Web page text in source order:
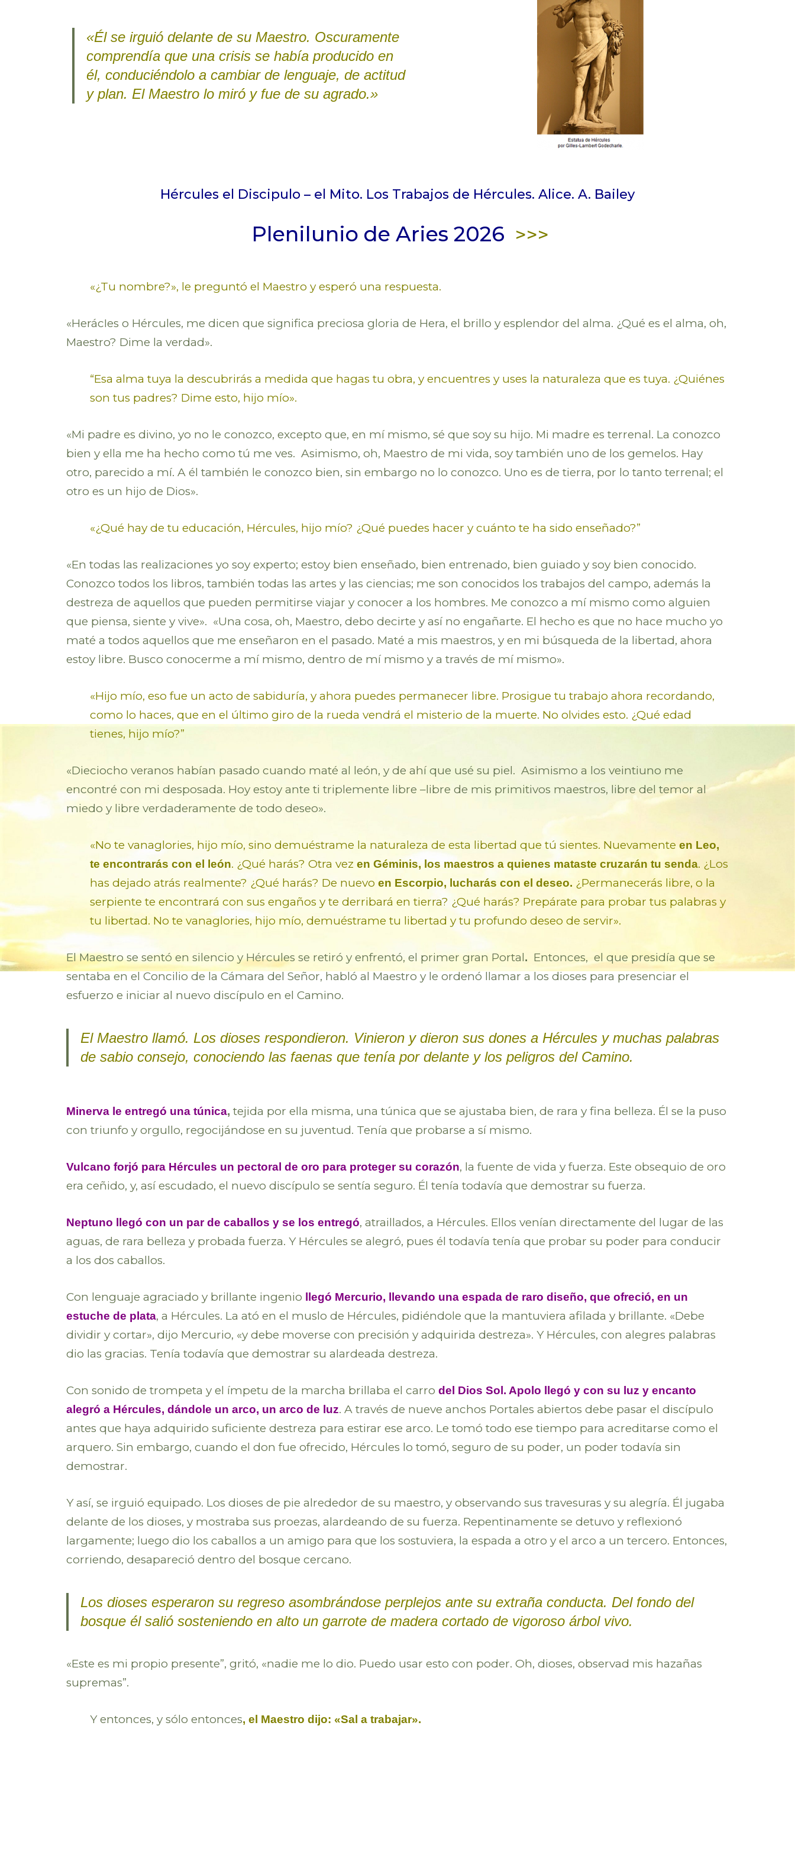
«Él se irguió delante de su Maestro. Oscuramente
comprendía que una crisis se había producido en
él, conduciéndolo a cambiar de lenguaje, de actitud
y plan. El Maestro lo miró y fue de su agrado.»
Hércules el Discipulo – el Mito. Los Trabajos de Hércules. Alice. A. Bailey
Plenilunio de Aries 2026 >>>
«¿Tu nombre?», le preguntó el Maestro y esperó una respuesta.
«HerácIes o Hércules, me dicen que significa preciosa gloria de Hera, el brillo y esplendor del alma. ¿Qué es el alma, oh,
Maestro? Dime la verdad».
“Esa alma tuya la descubrirás a medida que hagas tu obra, y encuentres y uses la naturaleza que es tuya. ¿Quiénes
son tus padres? Dime esto, hijo mío».
«Mi padre es divino, yo no le conozco, excepto que, en mí mismo, sé que soy su hijo. Mi madre es terrenal. La conozco
bien y ella me ha hecho como tú me ves. Asimismo, oh, Maestro de mi vida, soy también uno de los gemelos. Hay
otro, parecido a mí. A él también le conozco bien, sin embargo no lo conozco. Uno es de tierra, por lo tanto terrenal; el
otro es un hijo de Dios».
«¿Qué hay de tu educación, Hércules, hijo mío? ¿Qué puedes hacer y cuánto te ha sido enseñado?”
«En todas las realizaciones yo soy experto; estoy bien enseñado, bien entrenado, bien guiado y soy bien conocido.
Conozco todos los libros, también todas las artes y las ciencias; me son conocidos los trabajos del campo, además la
destreza de aquellos que pueden permitirse viajar y conocer a los hombres. Me conozco a mí mismo como alguien
que piensa, siente y vive». «Una cosa, oh, Maestro, debo decirte y así no engañarte. El hecho es que no hace mucho yo
maté a todos aquellos que me enseñaron en el pasado. Maté a mis maestros, y en mi búsqueda de la libertad, ahora
estoy libre. Busco conocerme a mí mismo, dentro de mí mismo y a través de mí mismo».
«Hijo mío, eso fue un acto de sabiduría, y ahora puedes permanecer libre. Prosigue tu trabajo ahora recordando,
como lo haces, que en el último giro de la rueda vendrá el misterio de la muerte. No olvides esto. ¿Qué edad
tienes, hijo mío?”
«Dieciocho veranos habían pasado cuando maté al león, y de ahí que usé su piel. Asimismo a los veintiuno me
encontré con mi desposada. Hoy estoy ante ti triplemente libre –libre de mis primitivos maestros, libre del temor al
miedo y libre verdaderamente de todo deseo».
«No te vanaglories, hijo mío, sino demuéstrame la naturaleza de esta libertad que tú sientes. Nuevamente en Leo,
te encontrarás con el león. ¿Qué harás? Otra vez en Géminis, los maestros a quienes mataste cruzarán tu senda. ¿Los
has dejado atrás realmente? ¿Qué harás? De nuevo en Escorpio, lucharás con el deseo. ¿Permanecerás libre, o la
serpiente te encontrará con sus engaños y te derribará en tierra? ¿Qué harás? Prepárate para probar tus palabras y
tu libertad. No te vanaglories, hijo mío, demuéstrame tu libertad y tu profundo deseo de servir».
El Maestro se sentó en silencio y Hércules se retiró y enfrentó, el primer gran Portal. Entonces, el que presidía que se
sentaba en el Concilio de la Cámara del Señor, habló al Maestro y le ordenó llamar a los dioses para presenciar el
esfuerzo e iniciar al nuevo discípulo en el Camino.
El Maestro llamó. Los dioses respondieron. Vinieron y dieron sus dones a Hércules y muchas palabras
de sabio consejo, conociendo las faenas que tenía por delante y los peligros del Camino.
Minerva le entregó una túnica, tejida por ella misma, una túnica que se ajustaba bien, de rara y fina belleza. Él se la puso
con triunfo y orgullo, regocijándose en su juventud. Tenía que probarse a sí mismo.
Vulcano forjó para Hércules un pectoral de oro para proteger su corazón, la fuente de vida y fuerza. Este obsequio de oro
era ceñido, y, así escudado, el nuevo discípulo se sentía seguro. Él tenía todavía que demostrar su fuerza.
Neptuno llegó con un par de caballos y se los entregó, atraillados, a Hércules. Ellos venían directamente del lugar de las
aguas, de rara belleza y probada fuerza. Y Hércules se alegró, pues él todavía tenía que probar su poder para conducir
a los dos caballos.
Con lenguaje agraciado y brillante ingenio
llegó Mercurio, llevando una espada de raro diseño, que ofreció, en un
estuche de plata, a Hércules. La ató en el muslo de Hércules, pidiéndole que la mantuviera afilada y brillante. «Debe
dividir y cortar», dijo Mercurio, «y debe moverse con precisión y adquirida destreza». Y Hércules, con alegres palabras
dio las gracias. Tenía todavía que demostrar su alardeada destreza.
Con sonido de trompeta y el ímpetu de la marcha brillaba el carro del Dios Sol. Apolo llegó y con su luz y encanto
alegró a Hércules, dándole un arco, un arco de luz. A través de nueve anchos Portales abiertos debe pasar el discípulo
antes que haya adquirido suficiente destreza para estirar ese arco. Le tomó todo ese tiempo para acreditarse como el
arquero. Sin embargo, cuando el don fue ofrecido, Hércules lo tomó, seguro de su poder, un poder todavía sin
demostrar.
Y así, se irguió equipado. Los dioses de pie alrededor de su maestro, y observando sus travesuras y su alegría. Él jugaba
delante de los dioses, y mostraba sus proezas, alardeando de su fuerza. Repentinamente se detuvo y reflexionó
largamente; luego dio los caballos a un amigo para que los sostuviera, la espada a otro y el arco a un tercero. Entonces,
corriendo, desapareció dentro del bosque cercano.
Los dioses esperaron su regreso asombrándose perplejos ante su extraña conducta. Del fondo del
bosque él salió sosteniendo en alto un garrote de madera cortado de vigoroso árbol vivo.
«Este es mi propio presente”, gritó, «nadie me lo dio. Puedo usar esto con poder. Oh, dioses, observad mis hazañas
supremas”.
Y entonces, y sólo entonces, el Maestro dijo: «Sal a trabajar».